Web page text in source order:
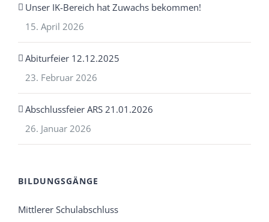
Unser IK-Bereich hat Zuwachs bekommen!
15. April 2026
Abiturfeier 12.12.2025
23. Februar 2026
Abschlussfeier ARS 21.01.2026
26. Januar 2026
BILDUNGSGÄNGE
Mittlerer Schulabschluss